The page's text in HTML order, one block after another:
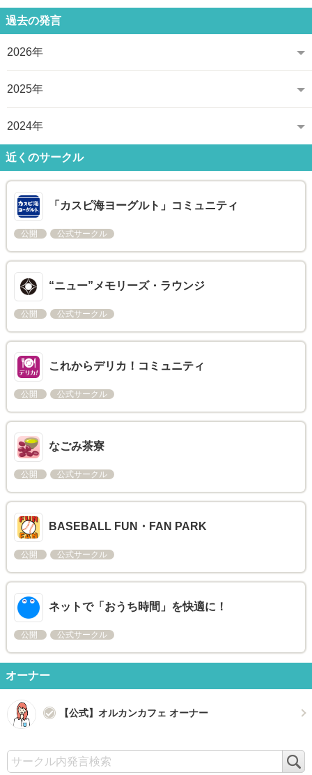
過去の発言
2026年
2025年
2024年
近くのサークル
「カスピ海ヨーグルト」コミュニティ
公開 公式サークル
“ニュー”メモリーズ・ラウンジ
公開 公式サークル
これからデリカ！コミュニティ
公開 公式サークル
なごみ茶寮
公開 公式サークル
BASEBALL FUN・FAN PARK
公開 公式サークル
ネットで「おうち時間」を快適に！
公開 公式サークル
オーナー
【公式】オルカンカフェ オーナー